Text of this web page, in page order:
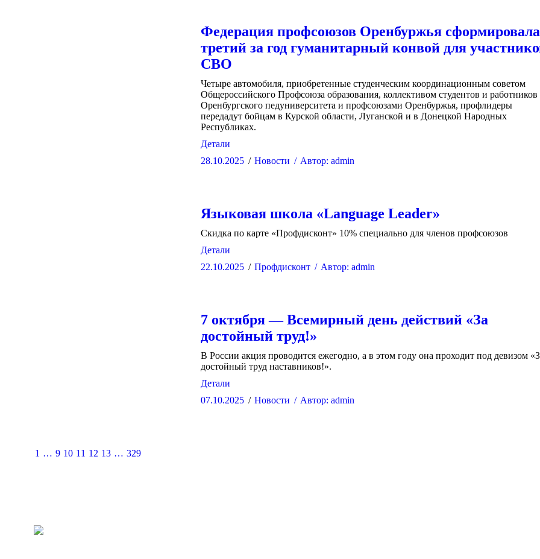
Федерация профсоюзов Оренбуржья сформировала
третий за год гуманитарный конвой для
СВО
Четыре автомобиля, приобретенные студенческим координационным советом
Общероссийского Профсоюза образования, коллективом студентов и работников
Оренбургского педуниверситета и профсоюзами Оренбуржья, профлидеры
передадут бойцам в Курской области, Луганской и в Донецкой Народных
Республиках.
Детали
28.10.2025
Новости Автор:admin
Языковая школа «Language Leader»
Скидка по карте «Профдисконт» 10% специально для членов профсоюзов
Детали
22.10.2025
Профдисконт Автор:admin
7 октября — Всемирный день действий «За
достойный труд!»
В России акция проводится ежегодно, а в этом году она проходит под девизом
достойный труд наставников!».
Детали
07.10.2025
Новости Автор:admin
1 … 9 10 11 12 13 … 329